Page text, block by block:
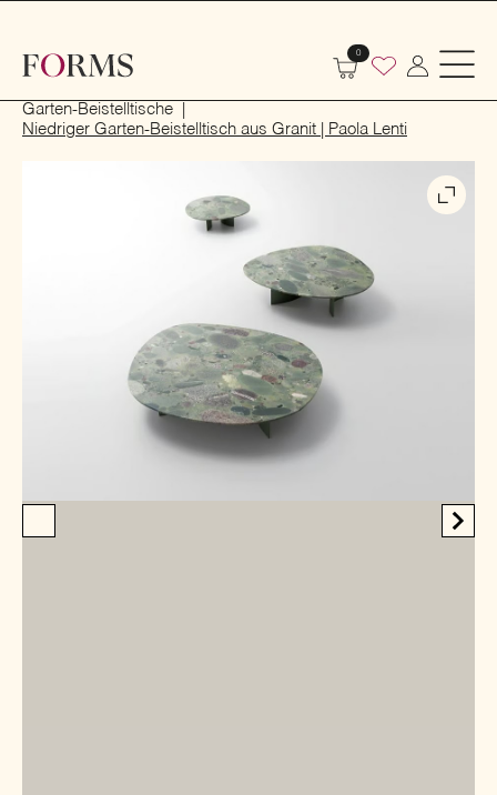
0
Garten-Beistelltische
Niedriger Garten-Beistelltisch aus Granit | Paola Lenti